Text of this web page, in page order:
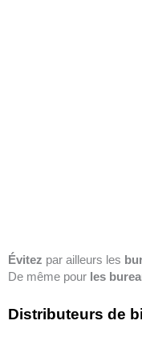
Évitez par ailleurs les
De même pour les
Distributeurs de